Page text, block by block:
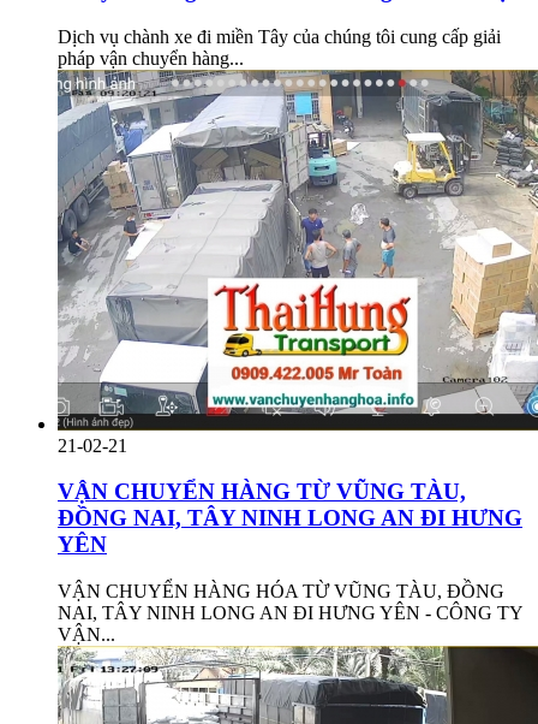
Dịch vụ chành xe đi miền Tây của chúng tôi cung cấp giải
pháp vận chuyển hàng...
21-02-21
VẬN CHUYỂN HÀNG TỪ VŨNG TÀU,
ĐỒNG NAI, TÂY NINH LONG AN ĐI HƯNG
YÊN
VẬN CHUYỂN HÀNG HÓA TỪ VŨNG TÀU, ĐỒNG
NAI, TÂY NINH LONG AN ĐI HƯNG YÊN - CÔNG TY
VẬN...